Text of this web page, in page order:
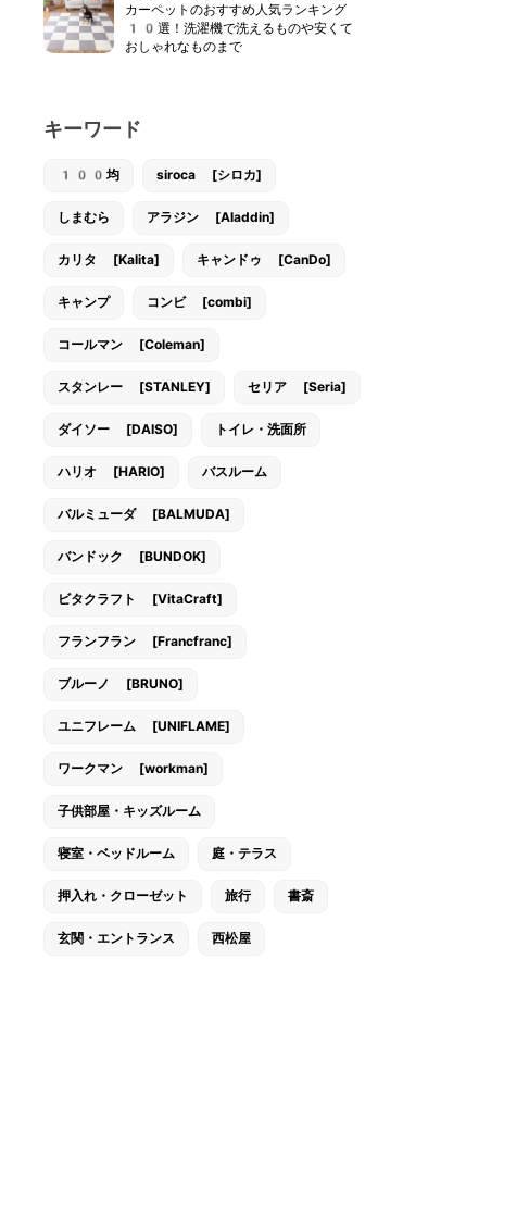
カーペットのおすすめ人気ランキング
10選！洗濯機で洗えるものや安くて
おしゃれなものまで
キーワード
100均 siroca [シロカ]
しまむら アラジン [Aladdin]
カリタ [Kalita] キャンドゥ [CanDo]
キャンプ コンビ [combi]
コールマン [Coleman]
スタンレー [STANLEY] セリア [Seria]
ダイソー [DAISO] トイレ・洗面所
ハリオ [HARIO] バスルーム
バルミューダ [BALMUDA]
バンドック [BUNDOK]
ビタクラフト [VitaCraft]
フランフラン [Francfranc]
ブルーノ [BRUNO]
ユニフレーム [UNIFLAME]
ワークマン [workman]
子供部屋・キッズルーム
寝室・ベッドルーム 庭・テラス
押入れ・クローゼット 旅行 書斎
玄関・エントランス 西松屋